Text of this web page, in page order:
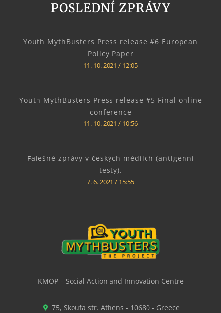
POSLEDNÍ ZPRÁVY
Youth MythBusters Press release #6 European
Policy Paper
11. 10. 2021 12:05
Youth MythBusters Press release #5 Final online
conference
11. 10. 2021 10:56
Falešné zprávy v českých médíich (antigenní
testy).
7. 6. 2021 15:55
KMOP – Social Action and Innovation Centre
75, Skoufa str. Athens - 10680 - Greece